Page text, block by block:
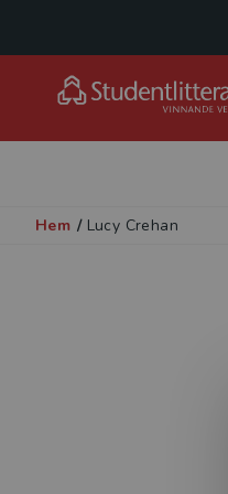
Hem / Lucy Crehan